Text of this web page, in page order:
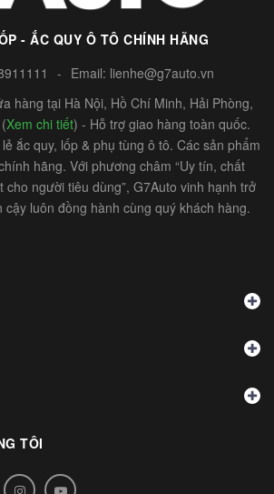
- ẮC QUY Ô TÔ CHÍNH HÃNG
- Email: lienhe@g7auto.vn
hàng tại Hà Nội, Hồ Chí Minh, Hải Phòng,
Xem chi tiết) - Hỗ trợ giao hàng toàn quốc.
ắc quy, lốp & phụ tùng ô tô. Các sản phẩm
hãng. Với phương châm “Uy tín, chất
cho người tiêu dùng”, G7Auto vinh hạnh trở
luôn đồng hành cùng quý khách hàng.
TÔI